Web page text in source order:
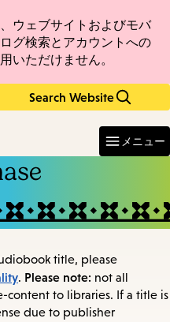
ウェブサイトおよびモバ
グ検索とアカウントへの
いただけません。
Search Website
メニュー
title, please
. Please note: not all
content to libraries. If a title is
due to publisher